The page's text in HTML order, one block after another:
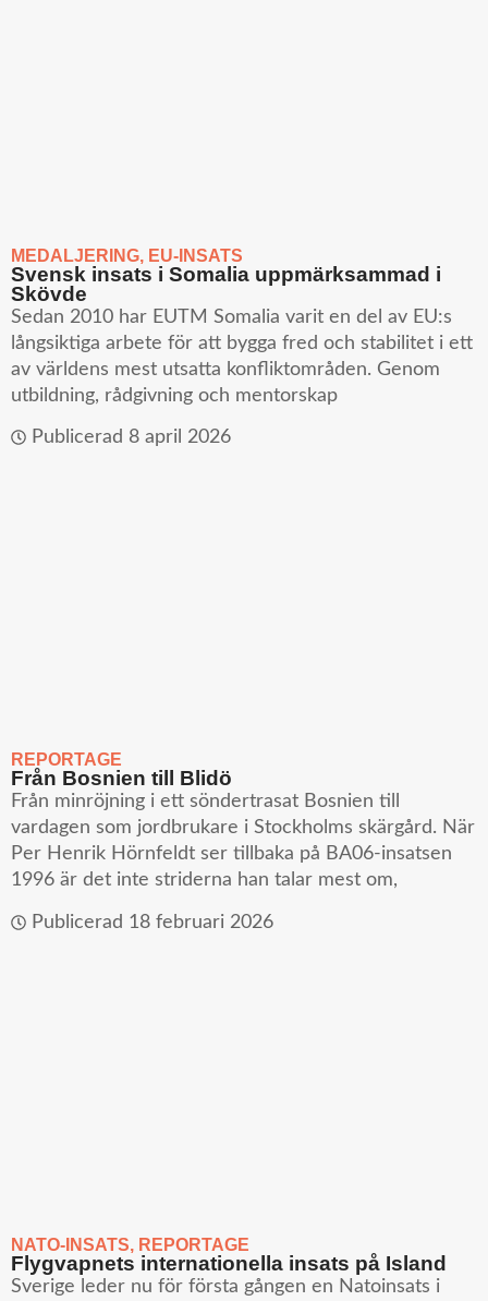
MEDALJERING, EU-INSATS
Svensk insats i Somalia uppmärksammad i
Skövde
Sedan 2010 har EUTM Somalia varit en del av EU:s
långsiktiga arbete för att bygga fred och stabilitet i ett
av världens mest utsatta konfliktområden. Genom
utbildning, rådgivning och mentorskap
Publicerad 8 april 2026
REPORTAGE
Från Bosnien till Blidö
Från minröjning i ett söndertrasat Bosnien till
vardagen som jordbrukare i Stockholms skärgård. När
Per Henrik Hörnfeldt ser tillbaka på BA06-insatsen
1996 är det inte striderna han talar mest om,
Publicerad 18 februari 2026
NATO-INSATS, REPORTAGE
Flygvapnets internationella insats på Island
Sverige leder nu för första gången en Natoinsats i